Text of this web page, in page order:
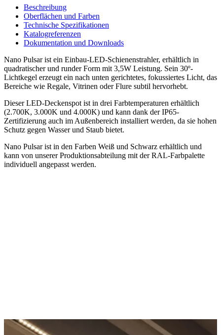
Beschreibung
Oberflächen und Farben
Technische Spezifikationen
Katalogreferenzen
Dokumentation und Downloads
Nano Pulsar ist ein Einbau-LED-Schienenstrahler, erhältlich in
quadratischer und runder Form mit 3,5W Leistung. Sein 30º-
Lichtkegel erzeugt ein nach unten gerichtetes, fokussiertes Licht, das
Bereiche wie Regale, Vitrinen oder Flure subtil hervorhebt.
Dieser LED-Deckenspot ist in drei Farbtemperaturen erhältlich
(2.700K, 3.000K und 4.000K) und kann dank der IP65-
Zertifizierung auch im Außenbereich installiert werden, da sie hohen
Schutz gegen Wasser und Staub bietet.
Nano Pulsar ist in den Farben Weiß und Schwarz erhältlich und
kann von unserer Produktionsabteilung mit der RAL-Farbpalette
individuell angepasst werden.